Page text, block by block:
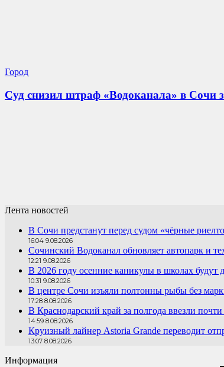
Город
Суд снизил штраф «Водоканала» в Сочи
Лента новостей
В Сочи предстанут перед судом «чёрные
16:04 9.08.2026
Сочинский Водоканал обновляет автопарк и
12:21 9.08.2026
В 2026 году осенние каникулы в школах будут
10:31 9.08.2026
В центре Сочи изъяли полтонны рыбы без
17:28 8.08.2026
В Краснодарский край за полгода ввезли
14:59 8.08.2026
Круизный лайнер Astoria Grande переводит
13:07 8.08.2026
Информация